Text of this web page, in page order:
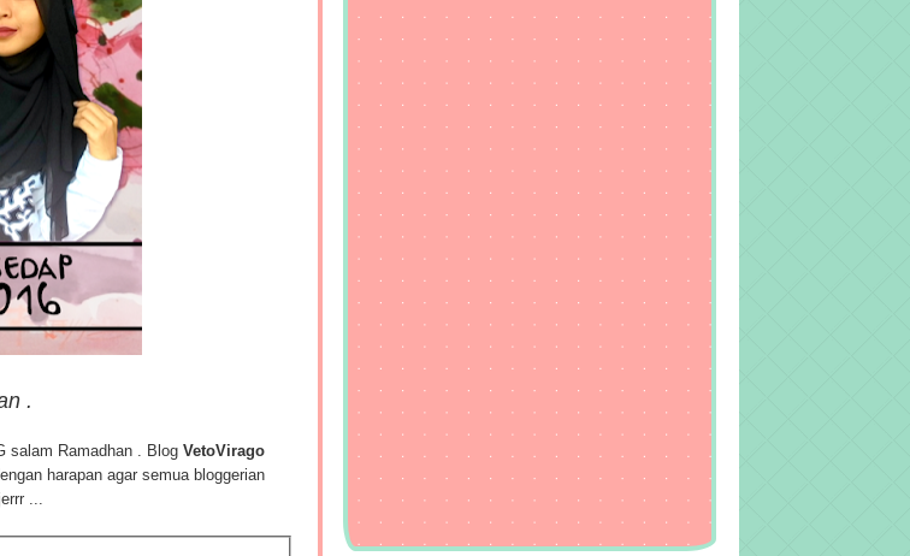
.
salam Ramadhan . Blog VetoVirago
harapan agar semua bloggerian
...